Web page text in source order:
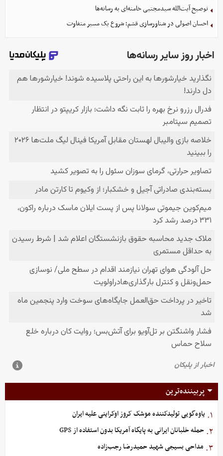
توصیح آیت‌الله سیدمجتبی خامنه‌ای به رسانه‌ها
احسان اصولی در شناورسازی قشم؛ شروع یک مسیر متفاوت
پربیننده‌ترین
۱. یاوه‌گویی تولیدکننده موشک کروز اوکراینی علیه ایران
۲. حمله خلبانان ایرانی به پایگاه آمریکا بدون استفاده از GPS
۳. مداحی بسیجی شهید حمیدرضا رجب‌زاده